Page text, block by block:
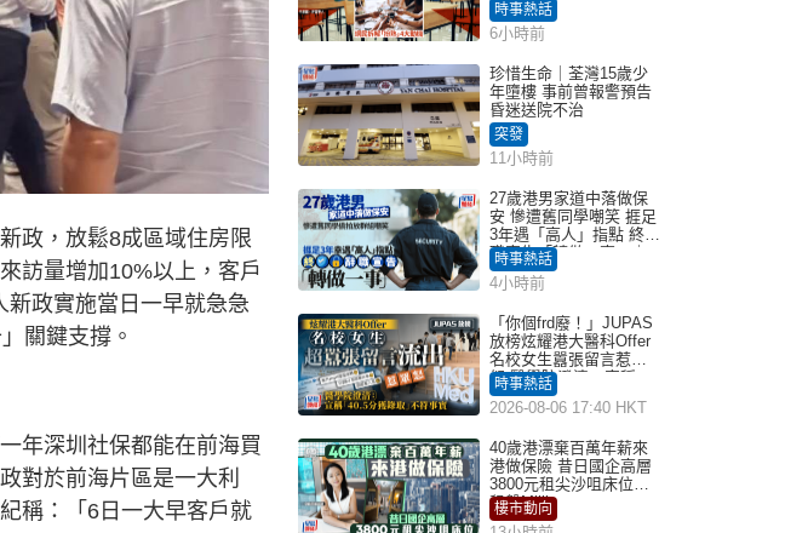
政，放鬆8成區域住房限
訪量增加10%以上，客戶
政實施當日一早就急急
關鍵支撐。
年深圳社保都能在前海買
對於前海片區是一大利
稱：「6日一大早客戶就
時事熱話
6小時前
珍惜生命｜荃灣15歲少
年墮樓 事前曾報警預告
昏迷送院不治
突發
11小時前
27歲港男家道中落做保
安 慘遭舊同學嘲笑 捱足
3年遇「高人」指點 終辭
職宣告「轉做一事」｜
Juicy叮
時事熱話
4小時前
「你個frd廢！」JUPAS
放榜炫耀港大醫科Offer
名校女生囂張留言惹眾
怒 醫學院澄清：宣稱
「40.5分獲錄取」不符事
實｜Juicy叮
時事熱話
2026-08-06 17:40 HKT
40歲港漂棄百萬年薪來
港做保險 昔日國企高層
3800元租尖沙咀床位｜
租盤Million
樓市動向